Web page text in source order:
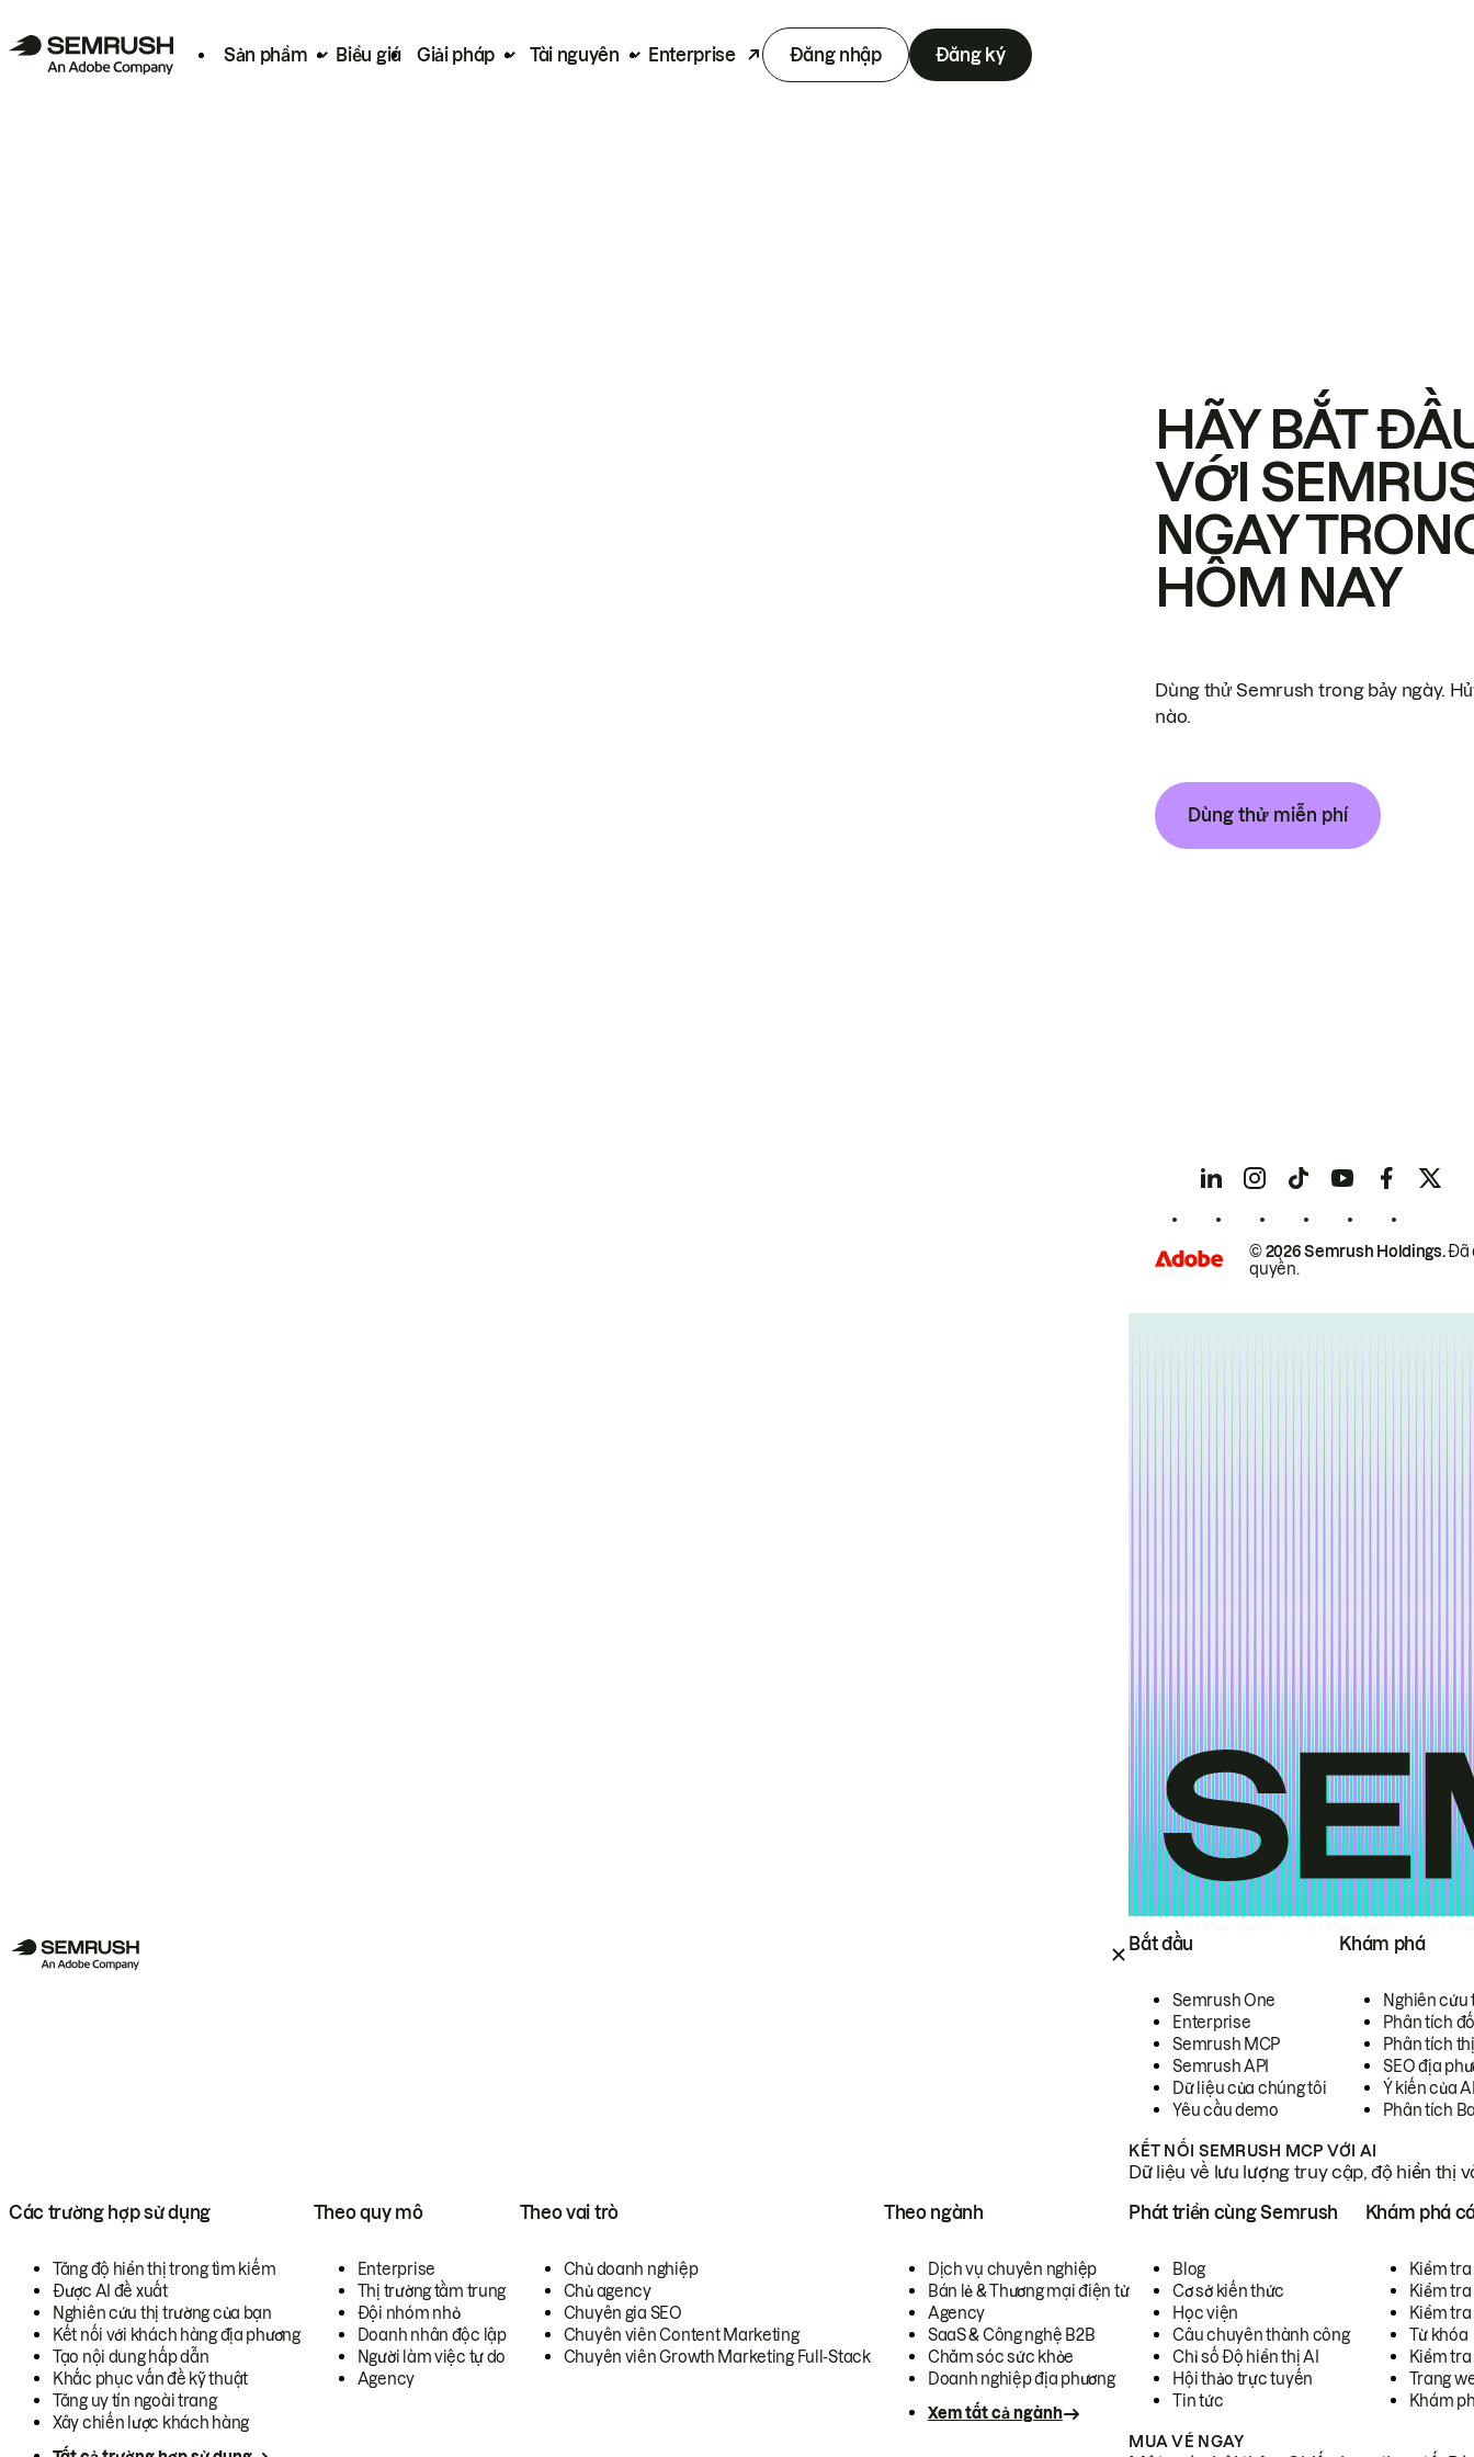
Sản phẩm Biểu giá Giải pháp Tài nguyên Enterprise Đăng nhập Đăng ký
Bắt đầu
Semrush One
Enterprise
Semrush MCP
Semrush API
Dữ liệu của chúng tôi
Yêu cầu demo
Khám phá
Nghiên cứu
Phân tích
Phân tích
SEO địa
Ý kiến của
Phân tích
KẾT NỐI SEMRUSH MCP VỚI AI
Dữ liệu về lưu lượng truy cập, độ hiển thị
Các trường hợp sử dụng
Tăng độ hiển thị trong tìm kiếm
Được AI đề xuất
Nghiên cứu thị trường của bạn
Kết nối với khách hàng địa phương
Tạo nội dung hấp dẫn
Khắc phục vấn đề kỹ thuật
Tăng uy tín ngoài trang
Xây chiến lược khách hàng
Theo quy mô
Enterprise
Thị trường tầm trung
Đội nhóm nhỏ
Doanh nhân độc lập
Người làm việc tự do
Agency
Theo vai trò
Chủ doanh nghiệp
Chủ agency
Chuyên gia SEO
Chuyên viên Content Marketing
Chuyên viên Growth Marketing Full-Stack
Theo ngành
Dịch vụ chuyên nghiệp
Bán lẻ & Thương mại điện tử
Agency
SaaS & Công nghệ B2B
Chăm sóc sức khỏe
Doanh nghiệp địa phương
Xem tất cả ngành
Phát triển cùng Semrush
Blog
Cơ sở kiến thức
Học viện
Câu chuyên thành công
Chỉ số Độ hiển thị AI
Hội thảo trực tuyến
Tin tức
Khám phá
Kiểm
Kiểm tra
Kiểm
Từ khóa
Kiểm
Trang
Khám
MUA VÉ NGAY
HÃY BẮT
VỚI
NGAY
HÔM NAY
Dùng thử Semrush trong bảy ngày.
nào.
Dùng thử miễn phí
© 2026 Semrush Holdings.Đã
quyền.